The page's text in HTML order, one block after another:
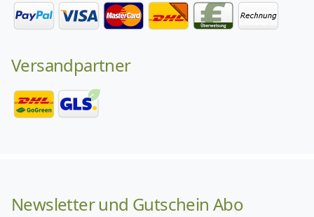
Versandpartner
Newsletter und Gutschein Abo